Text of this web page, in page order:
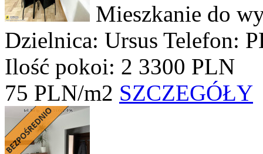
Mieszkanie do
Dzielnica: Ursus Telefon:
Ilość pokoi: 2 3300 PLN
75 PLN/m2 SZCZEGÓŁY